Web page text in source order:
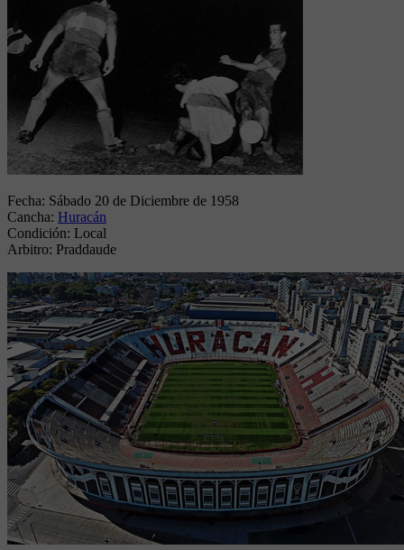
Fecha: Sábado 20 de Diciembre de 1958
Cancha: Huracán
Condición: Local
Arbitro: Praddaude